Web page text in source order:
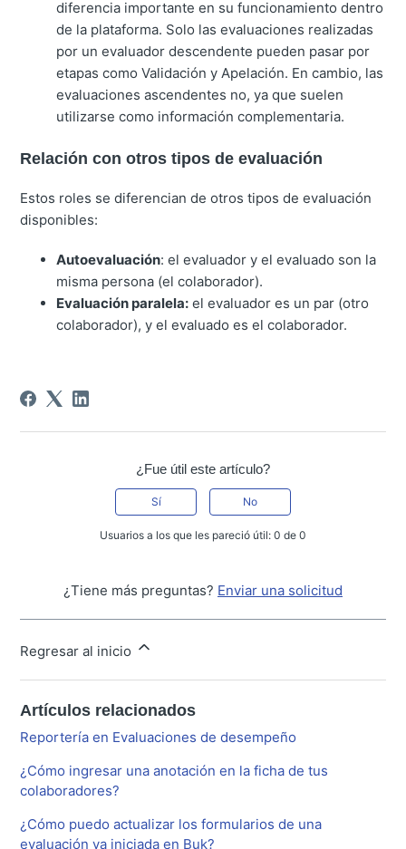
diferencia importante en su funcionamiento dentro
de la plataforma. Solo las evaluaciones realizadas
por un evaluador descendente pueden pasar por
etapas como Validación y Apelación. En cambio, las
evaluaciones ascendentes no, ya que suelen
utilizarse como información complementaria.
Relación con otros tipos de evaluación
Estos roles se diferencian de otros tipos de evaluación
disponibles:
Autoevaluación: el evaluador y el evaluado son la
misma persona (el colaborador).
Evaluación paralela: el evaluador es un par (otro
colaborador), y el evaluado es el colaborador.
¿Fue útil este artículo?
Sí No
Usuarios a los que les pareció útil: 0 de 0
¿Tiene más preguntas? Enviar una solicitud
Regresar al inicio
Artículos relacionados
Reportería en Evaluaciones de desempeño
¿Cómo ingresar una anotación en la ficha de tus
colaboradores?
¿Cómo puedo actualizar los formularios de una
evaluación ya iniciada en Buk?